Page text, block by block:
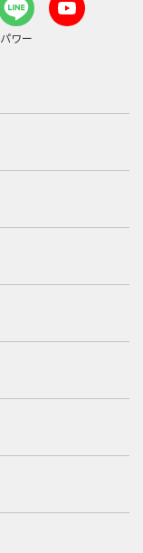
パワー